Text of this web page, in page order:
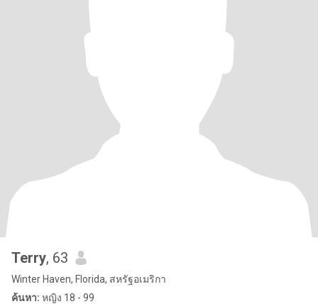
Terry, 63
Winter Haven, Florida, สหรัฐอเมริกา
ค้นหา: หญิง 18 - 99